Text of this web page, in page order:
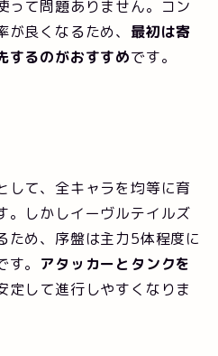
って問題ありません。コン
良くなるため、 最初は寄
するのがおすすめです。
して、全キャラを均等に育
。しかしイーヴルテイルズ
ため、序盤は主力5体程度に
。 アタッカーとタンクを
定して進行しやすくなりま